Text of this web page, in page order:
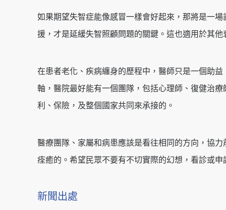
如果期望失智症能像感冒一樣會好起來，那將是一
援，才是延緩失智照顧問題的關鍵。這也適用於其他
在患者老化、疾病纏身的歷程中，醫師只是一個助
軸，醫院最好能有一個團隊，包括心理師、復健治
利、保險，及整個國家共同來承接的。
醫療團隊、家屬和病患應該是看往相同的方向，協
痊癒的。希望民眾不要有不切實際的幻想，看診或
新聞出處